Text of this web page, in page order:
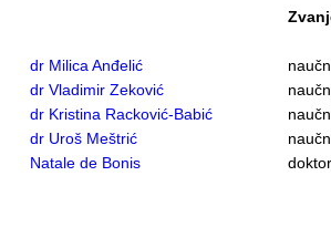
dr Milica Anđelić
dr Vladimir Zeković
dr Kristina Racković-Babić
dr Uroš Meštrić
Natale de Bonis